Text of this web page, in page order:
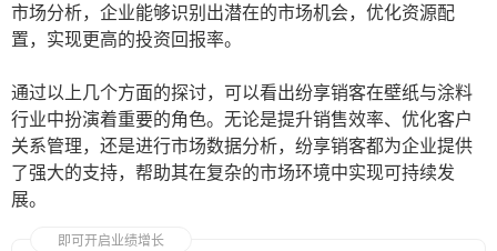
市场分析，企业能够识别出潜在的市场机会，优化资源配
置，实现更高的投资回报率。
通过以上几个方面的探讨，可以看出纷享销客在壁纸与涂料
行业中扮演着重要的角色。无论是提升销售效率、优化客户
关系管理，还是进行市场数据分析，纷享销客都为企业提供
了强大的支持，帮助其在复杂的市场环境中实现可持续发
展。
即可开启业绩增长